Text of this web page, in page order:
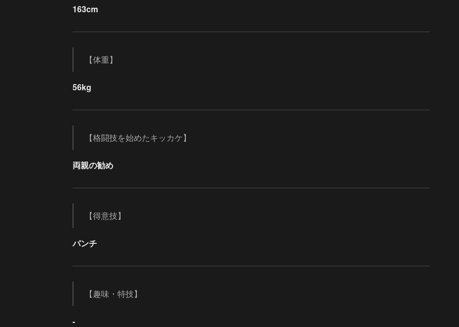
163cm
【体重】
56kg
【格闘技を始めたキッカケ】
両親の勧め
【得意技】
パンチ
【趣味・特技】
-